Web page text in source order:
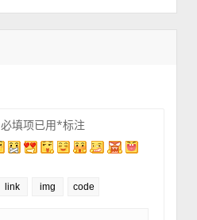
必填项已用*标注